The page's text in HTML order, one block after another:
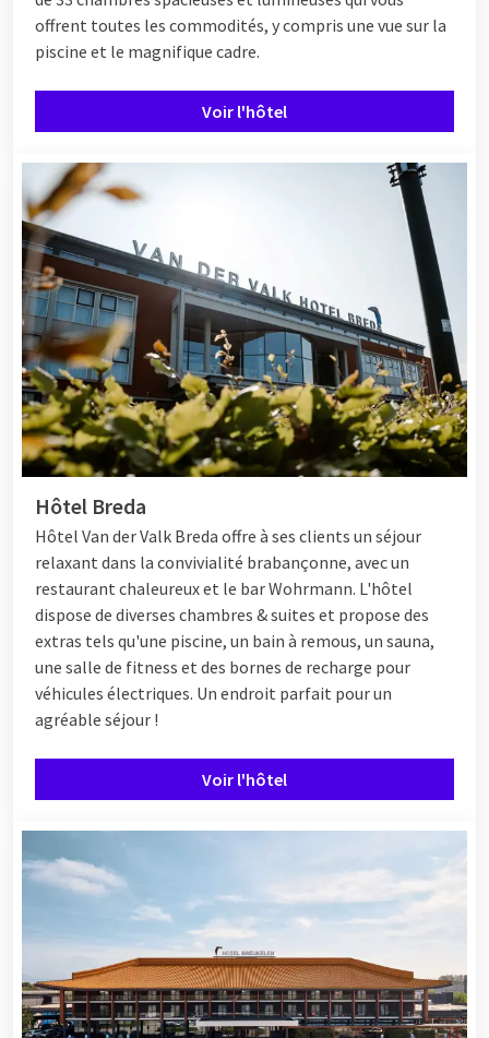
offrent toutes les commodités, y compris une vue sur la
piscine et le magnifique cadre.
Voir l'hôtel
Hôtel Breda
Hôtel Van der Valk Breda offre à ses clients un séjour
relaxant dans la convivialité brabançonne, avec un
restaurant chaleureux et le bar Wohrmann. L'hôtel
dispose de diverses chambres & suites et propose des
extras tels qu'une piscine, un bain à remous, un sauna,
une salle de fitness et des bornes de recharge pour
véhicules électriques. Un endroit parfait pour un
agréable séjour !
Voir l'hôtel